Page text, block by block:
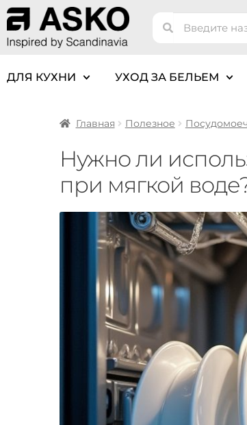
ДЛЯ КУХНИ УХОД ЗА БЕЛЬЕМ
Главная Полезное
Нужно ли
при мягкой